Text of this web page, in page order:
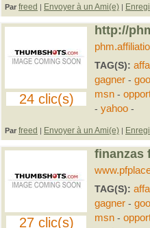
Par freed | Envoyer à un Ami(e) |
24 clic(s)
http://
TAG(S):
gagner-
msn -
- yahoo-
Par freed | Envoyer à un Ami(e) |
27 clic(s)
finanzas
TAG(S):
gagner-
msn -